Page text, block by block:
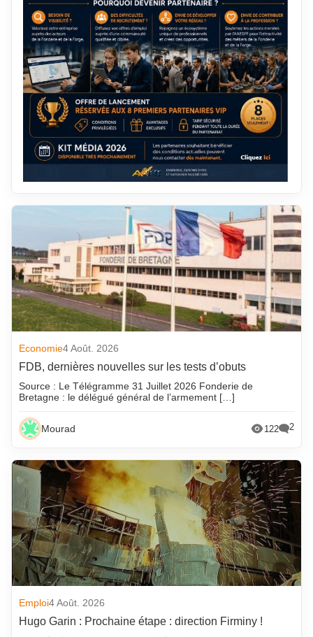
Economie4 Août. 2026
FDB, dernières nouvelles sur les tests d’obuts
Source : Le Télégramme 31 Juillet 2026 Fonderie de
Bretagne : le délégué général de l’armement […]
Mourad 122 2
Emploi4 Août. 2026
Hugo Garin : Prochaine étape : direction Firminy !